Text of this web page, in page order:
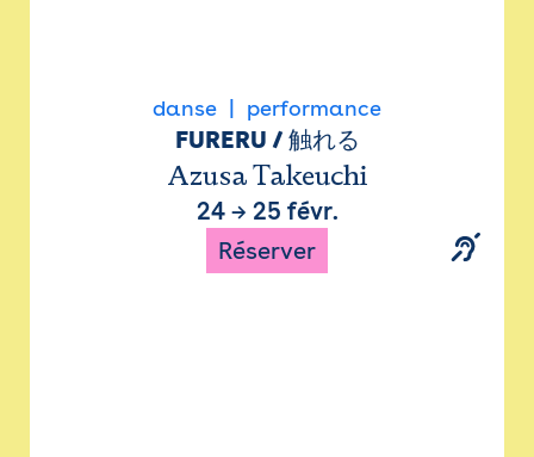
danse performance
FURERU / 触れる
Azusa Takeuchi
24→ 25 févr.
Réserver